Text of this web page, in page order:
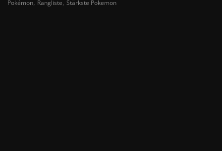
Pokémon Rangliste Stärkste Pokemon